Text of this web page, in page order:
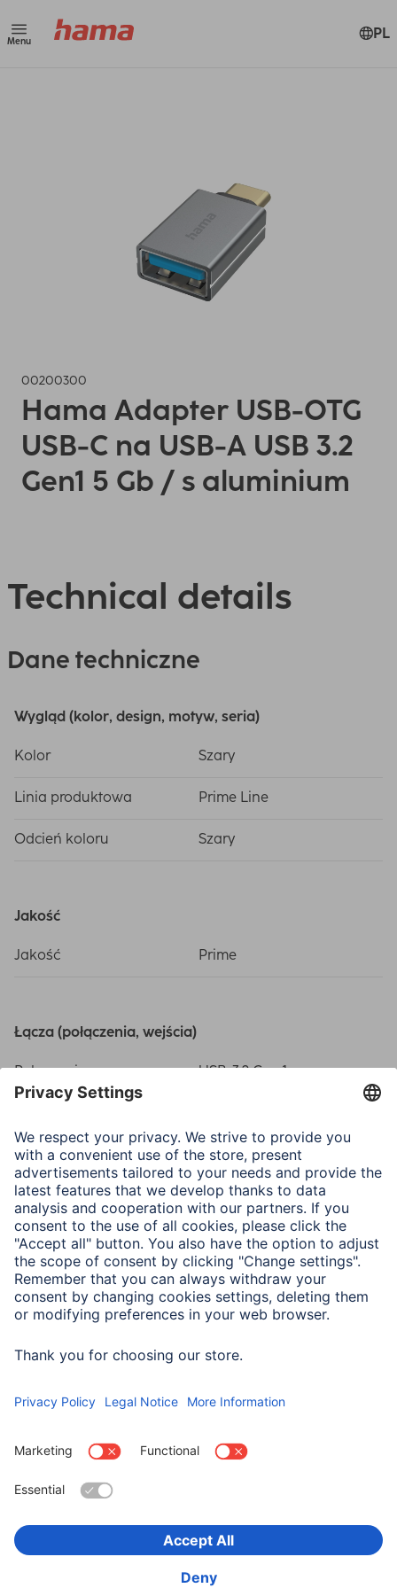
Menu PL
00200300
Hama Adapter USB-OTG
USB-C na USB-A USB 3.2
Gen1 5 Gb / s aluminium
Technical details
Dane techniczne
Wygląd (kolor, design, motyw, seria)
Kolor Szary
Linia produktowa Prime Line
Odcień koloru Szary
Jakość
Jakość Prime
Łącza (połączenia, wejścia)
Połączenie USB-3.2 Gen 1
female/female, USB-C-
plug
Właściwości elektrotechniczne
Maks. prędkość przesyłu
danych
5000 Mbit/s
Wybierz kraj
Bezpieczeństwo i ochrona danych